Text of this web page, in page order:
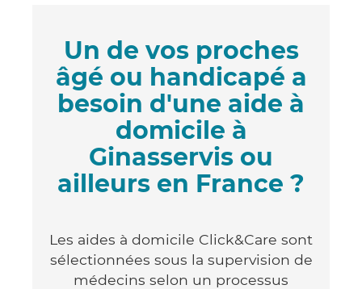
Un de vos proches
âgé ou handicapé a
besoin d'une aide à
domicile à
Ginasservis ou
ailleurs en France ?
Les aides à domicile Click&Care sont
sélectionnées sous la supervision de
médecins selon un processus